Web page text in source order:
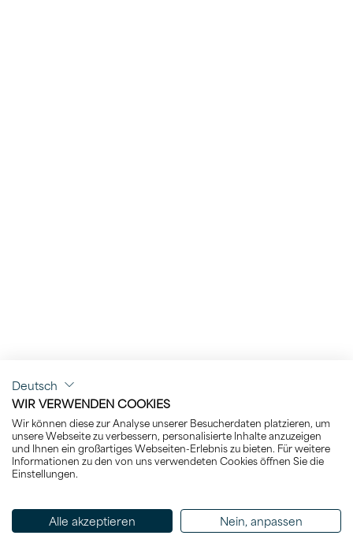
Deutsch
WIR VERWENDEN COOKIES
Wir können diese zur Analyse unserer Besucherdaten platzieren, um
unsere Webseite zu verbessern, personalisierte Inhalte anzuzeigen
und Ihnen ein großartiges Webseiten-Erlebnis zu bieten. Für weitere
Informationen zu den von uns verwendeten Cookies öffnen Sie die
Einstellungen.
Alle akzeptieren Nein, anpassen